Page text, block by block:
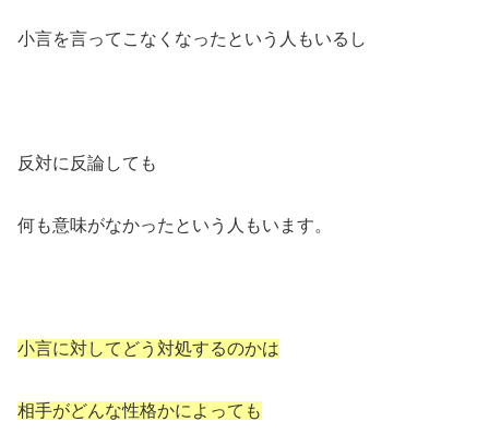
小言を言ってこなくなったという人もいるし
反対に反論しても
何も意味がなかったという人もいます。
小言に対してどう対処するのかは
相手がどんな性格かによっても